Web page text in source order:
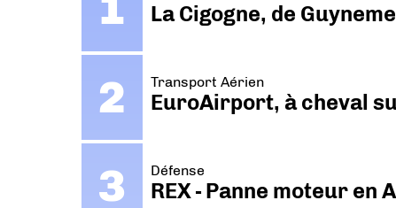
La Cigogne, de
Transport Aérien
EuroAirport, à cheval
Défense
REX - Panne moteur en